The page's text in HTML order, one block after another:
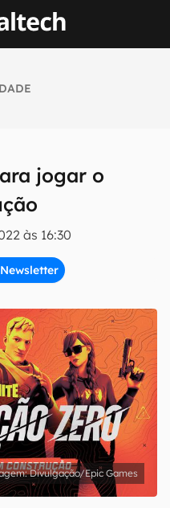
jogar o
às 16:30
em primeira
se
com os
Termos de
do Canaltech.
Divulgação/Epic Games